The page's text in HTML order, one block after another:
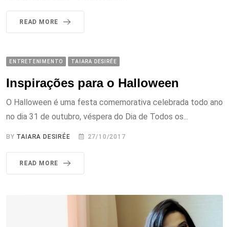
READ MORE
ENTRETENIMENTO TAIARA DESIRÉE
Inspirações para o Halloween
O Halloween é uma festa comemorativa celebrada todo ano
no dia 31 de outubro, véspera do Dia de Todos os...
BY TAIARA DESIRÉE 27/10/2017
READ MORE